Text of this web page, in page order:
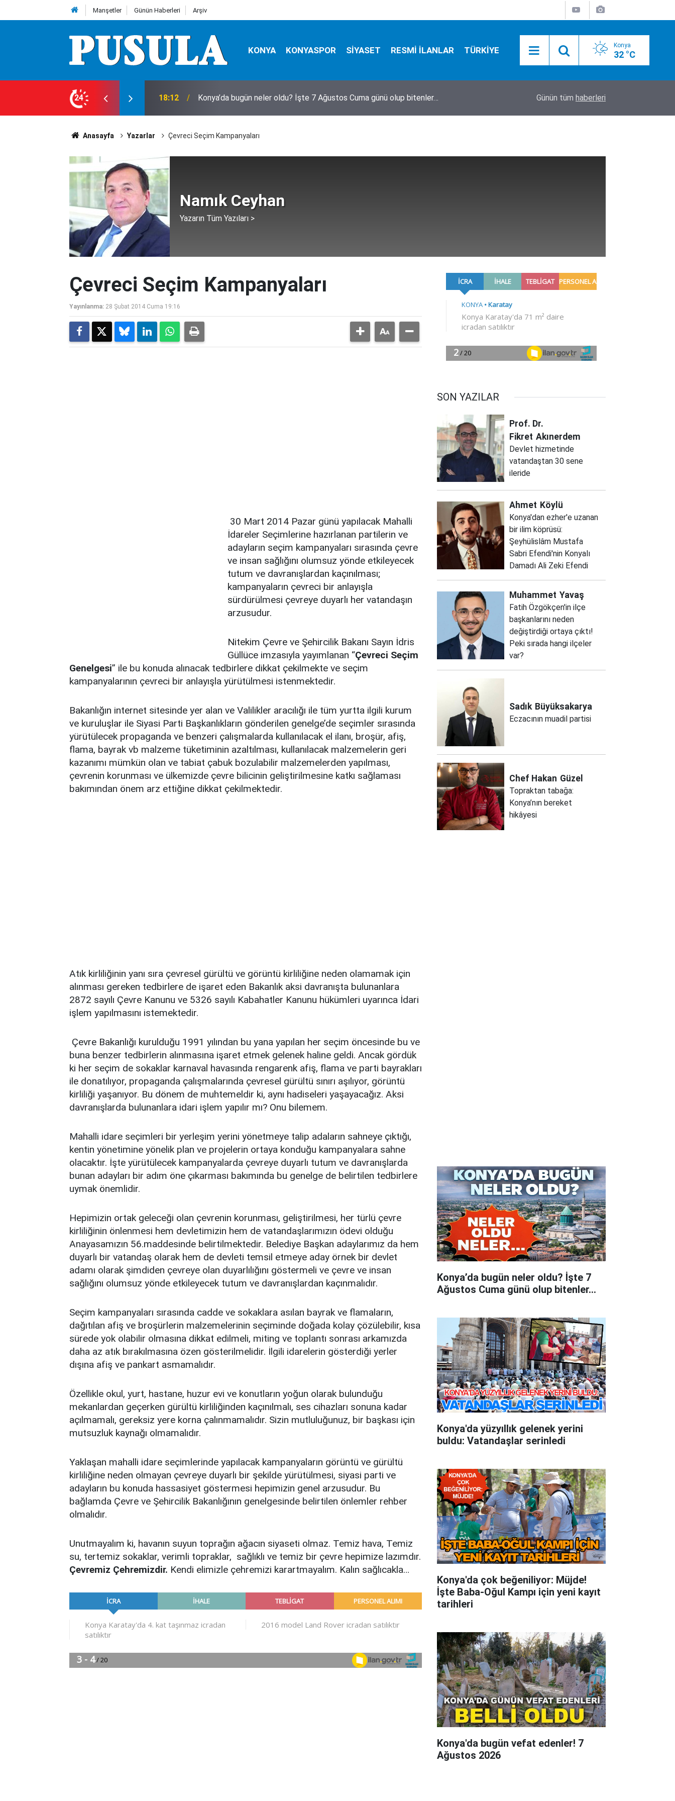
Manşetler Günün Haberleri Arşiv
KONYA KONYASPOR SİYASET RESMİ İLANLAR TÜRKİYE Konya
32 °C
24
Ağustos Cuma günü olup bitenler… 18:10 Herkes bezgin! Yıkılmadı, fuhuş oteli oldu Tarım ekipleri Beyşehir'de sahaya indi:
Günün tüm haberleri
Anasayfa Yazarlar Çevreci Seçim Kampanyaları
Namık Ceyhan
Yazarın Tüm Yazıları >
Çevreci Seçim Kampanyaları
Yayınlanma: 28 Şubat 2014 Cuma 19:16
30 Mart 2014 Pazar günü yapılacak Mahalli
İdareler Seçimlerine hazırlanan partilerin ve
adayların seçim kampanyaları sırasında çevre
ve insan sağlığını olumsuz yönde etkileyecek
tutum ve davranışlardan kaçınılması;
kampanyaların çevreci bir anlayışla
sürdürülmesi çevreye duyarlı her vatandaşın
arzusudur.
Nitekim Çevre ve Şehircilik Bakanı Sayın İdris
Güllüce imzasıyla yayımlanan “Çevreci Seçim
Genelgesi” ile bu konuda alınacak tedbirlere dikkat çekilmekte ve seçim
kampanyalarının çevreci bir anlayışla yürütülmesi istenmektedir.
Bakanlığın internet sitesinde yer alan ve Valilikler aracılığı ile tüm yurtta ilgili kurum
ve kuruluşlar ile Siyasi Parti Başkanlıkların gönderilen genelge’de seçimler sırasında
yürütülecek propaganda ve benzeri çalışmalarda kullanılacak el ilanı, broşür, afiş,
flama, bayrak vb malzeme tüketiminin azaltılması, kullanılacak malzemelerin geri
kazanımı mümkün olan ve tabiat çabuk bozulabilir malzemelerden yapılması,
çevrenin korunması ve ülkemizde çevre bilicinin geliştirilmesine katkı sağlaması
bakımından önem arz ettiğine dikkat çekilmektedir.
Atık kirliliğinin yanı sıra çevresel gürültü ve görüntü kirliliğine neden olamamak için
alınması gereken tedbirlere de işaret eden Bakanlık aksi davranışta bulunanlara
2872 sayılı Çevre Kanunu ve 5326 sayılı Kabahatler Kanunu hükümleri uyarınca İdari
işlem yapılmasını istemektedir.
Çevre Bakanlığı kurulduğu 1991 yılından bu yana yapılan her seçim öncesinde bu ve
buna benzer tedbirlerin alınmasına işaret etmek gelenek haline geldi. Ancak gördük
ki her seçim de sokaklar karnaval havasında rengarenk afiş, flama ve parti bayrakları
ile donatılıyor, propaganda çalışmalarında çevresel gürültü sınırı aşılıyor, görüntü
kirliliği yaşanıyor. Bu dönem de muhtemeldir ki, aynı hadiseleri yaşayacağız. Aksi
davranışlarda bulunanlara idari işlem yapılır mı? Onu bilemem.
Mahalli idare seçimleri bir yerleşim yerini yönetmeye talip adaların sahneye çıktığı,
kentin yönetimine yönelik plan ve projelerin ortaya konduğu kampanyalara sahne
olacaktır. İşte yürütülecek kampanyalarda çevreye duyarlı tutum ve davranışlarda
bunan adayları bir adım öne çıkarması bakımında bu genelge de belirtilen tedbirlere
uymak önemlidir.
Hepimizin ortak geleceği olan çevrenin korunması, geliştirilmesi, her türlü çevre
kirliliğinin önlenmesi hem devletimizin hem de vatandaşlarımızın ödevi olduğu
Anayasamızın 56.maddesinde belirtilmektedir. Belediye Başkan adaylarımız da hem
duyarlı bir vatandaş olarak hem de devleti temsil etmeye aday örnek bir devlet
adamı olarak şimdiden çevreye olan duyarlılığını göstermeli ve çevre ve insan
sağlığını olumsuz yönde etkileyecek tutum ve davranışlardan kaçınmalıdır.
Seçim kampanyaları sırasında cadde ve sokaklara asılan bayrak ve flamaların,
dağıtılan afiş ve broşürlerin malzemelerinin seçiminde doğada kolay çözülebilir, kısa
sürede yok olabilir olmasına dikkat edilmeli, miting ve toplantı sonrası arkamızda
daha az atık bırakılmasına özen gösterilmelidir. İlgili idarelerin gösterdiği yerler
dışına afiş ve pankart asmamalıdır.
Özellikle okul, yurt, hastane, huzur evi ve konutların yoğun olarak bulunduğu
mekanlardan geçerken gürültü kirliliğinden kaçınılmalı, ses cihazları sonuna kadar
açılmamalı, gereksiz yere korna çalınmamalıdır. Sizin mutluluğunuz, bir başkası için
mutsuzluk kaynağı olmamalıdır.
Yaklaşan mahalli idare seçimlerinde yapılacak kampanyaların görüntü ve gürültü
kirliliğine neden olmayan çevreye duyarlı bir şekilde yürütülmesi, siyasi parti ve
adayların bu konuda hassasiyet göstermesi hepimizin genel arzusudur. Bu
bağlamda Çevre ve Şehircilik Bakanlığının genelgesinde belirtilen önlemler rehber
olmalıdır.
Unutmayalım ki, havanın suyun toprağın ağacın siyaseti olmaz. Temiz hava, Temiz
su, tertemiz sokaklar, verimli topraklar, sağlıklı ve temiz bir çevre hepimize lazımdır.
Çevremiz Çehremizdir. Kendi elimizle çehremizi karartmayalım. Kalın sağlıcakla…
SON YAZILAR
Prof. Dr.
Fikret Akınerdem
Devlet hizmetinde
vatandaştan 30 sene
ileride
Ahmet Köylü
Konya'dan ezher'e uzanan
bir ilim köprüsü:
Şeyhülislâm Mustafa
Sabri Efendi'nin Konyalı
Damadı Ali Zeki Efendi
Muhammet Yavaş
Fatih Özgökçen'in ilçe
başkanlarını neden
değiştirdiği ortaya çıktı!
Peki sırada hangi ilçeler
var?
Sadık Büyüksakarya
Eczacının muadil partisi
Chef Hakan Güzel
Topraktan tabağa:
Konya’nın bereket
hikâyesi
Konya’da bugün neler oldu? İşte 7
Ağustos Cuma günü olup bitenler…
Konya'da yüzyıllık gelenek yerini
buldu: Vatandaşlar serinledi
Konya'da çok beğeniliyor: Müjde!
İşte Baba-Oğul Kampı için yeni kayıt
tarihleri
Konya'da bugün vefat edenler! 7
Ağustos 2026